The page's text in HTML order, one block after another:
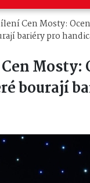
Cen Mosty:
bariéry pro
Mosty:
bourají